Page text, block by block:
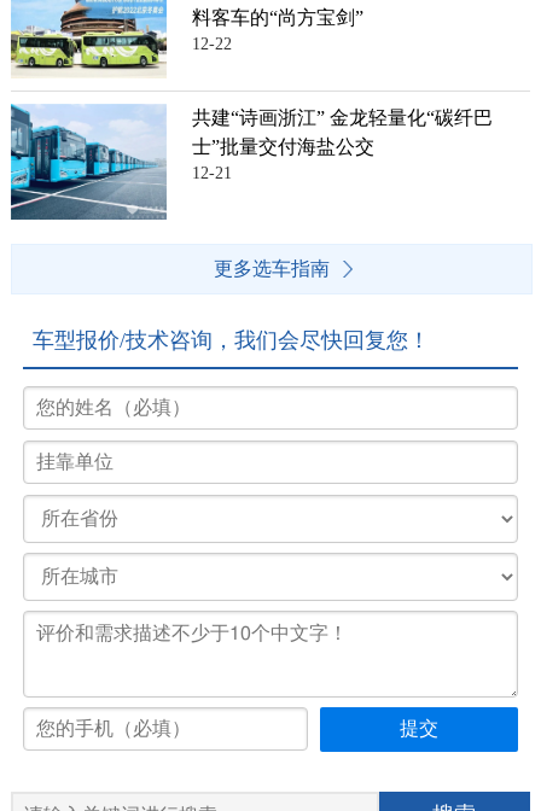
料客车的“尚方宝剑”
12-22
共建“诗画浙江” 金龙轻量化“碳纤巴
士”批量交付海盐公交
12-21
更多选车指南
车型报价/技术咨询，我们会尽快回复您！